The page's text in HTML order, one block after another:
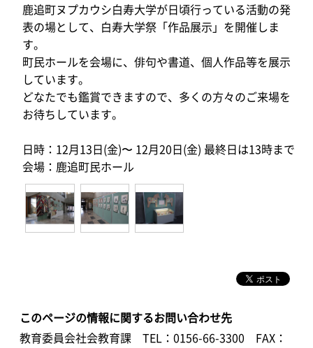
鹿追町ヌプカウシ白寿大学が日頃行っている活動の発
表の場として、白寿大学祭「作品展示」を開催しま
す。
町民ホールを会場に、俳句や書道、個人作品等を展示
しています。
どなたでも鑑賞できますので、多くの方々のご来場を
お待ちしています。
日時：12月13日(金)〜 12月20日(金) 最終日は13時まで
会場：鹿追町民ホール
このページの情報に関するお問い合わせ先
教育委員会社会教育課
TEL：0156-66-3300
FAX：